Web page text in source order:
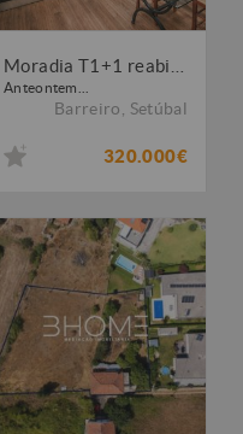
Anteontem...
Barreiro Setúbal
320.000€